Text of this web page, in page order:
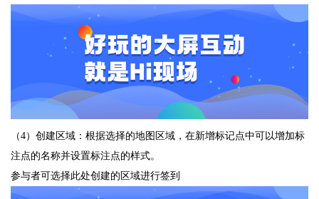
（4）创建区域：根据选择的地图区域，在新增标记点中可以增加标
注点的名称并设置标注点的样式。
参与者可选择此处创建的区域进行签到